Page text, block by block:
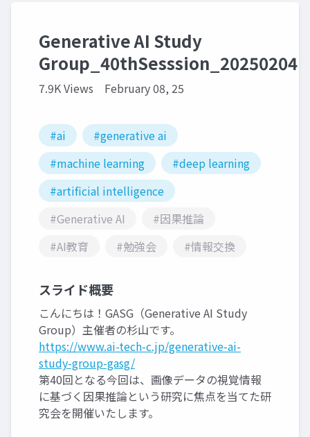
Generative AI Study
Group_40thSesssion_20250204
7.9K Views February 08, 25
#ai
#generative ai
#machine learning
#deep learning
#artificial intelligence
#Generative AI
#因果推論
#AI教育
#勉強会 #情報交換
スライド概要
こんにちは！GASG（Generative AI Study
Group）主催者の杉山です。
https://www.ai-tech-c.jp/generative-ai-
study-group-gasg/
第40回となる今回は、画像データの視覚情報
に基づく因果推論という研究に焦点を当てた研
究会を開催いたします。